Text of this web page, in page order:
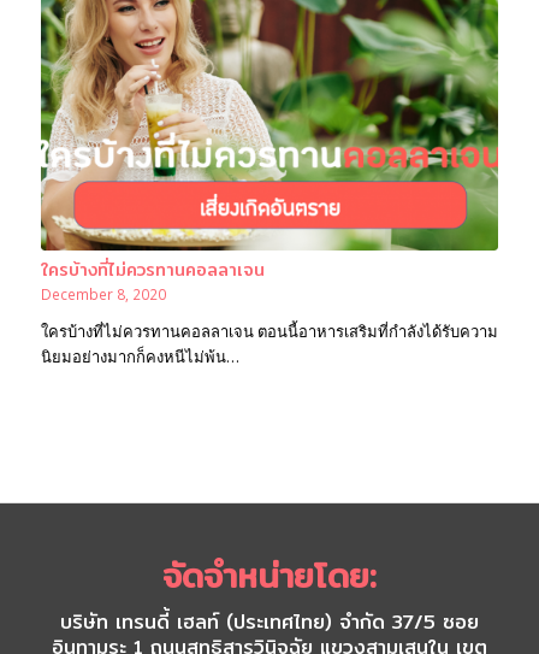
ใครบ้างที่ไม่ควรทานคอลลาเจน
December 8, 2020
ใครบ้างที่ไม่ควรทานคอลลาเจน ตอนนี้อาหารเสริมที่กำลังได้รับความ
นิยมอย่างมากก็คงหนีไม่พ้น…
จัดจำหน่ายโดย:
บริษัท เทรนดี้ เฮลท์ (ประเทศไทย) จำกัด 37/5 ซอย
อินทามระ 1 ถนนสุทธิสารวินิจฉัย แขวงสามเสนใน เขต